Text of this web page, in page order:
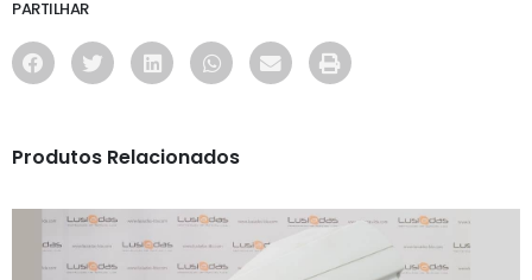
PARTILHAR
Produtos Relacionados